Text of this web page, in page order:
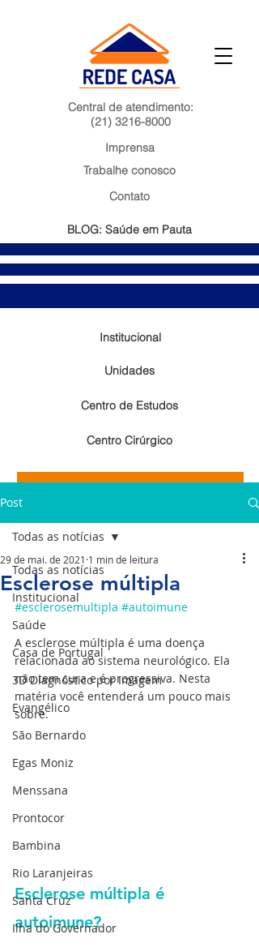
Central de atendimento:
(21) 3216-8000
Unidades
Centro Cirúrgico
Centro de Estudos
Institucional
Imprensa
Trabalhe conosco
Contato
BLOG: Saúde em Pauta
Resultados de exames laboratoriais
Post
Todas as notícias
Institucional
Saúde
Casa de Portugal
3D Diagnóstico por Imagem
Evangélico
São Bernardo
Egas Moniz
Menssana
Prontocor
Bambina
Rio Laranjeiras
Santa Cruz
Ilha do Governador
Todas as notícias
Esclerose múltipla
29 de mai. de 2021 1 min de leitura
#esclerosemultipla #autoimune
A esclerose múltipla é uma doença
relacionada ao sistema neurológico. Ela
não tem cura e é progressiva. Nesta
matéria você entenderá um pouco mais
sobre.
Esclerose múltipla é
autoimune?